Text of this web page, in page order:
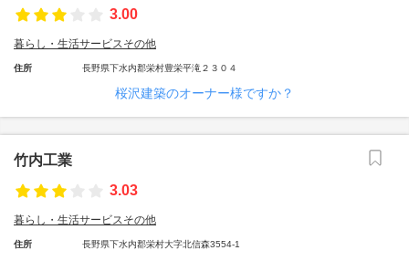
3.00
暮らし・生活サービスその他
住所 長野県下水内郡栄村豊栄平滝２３０４
桜沢建築のオーナー様ですか？
竹内工業
3.03
暮らし・生活サービスその他
住所 長野県下水内郡栄村大字北信森3554-1